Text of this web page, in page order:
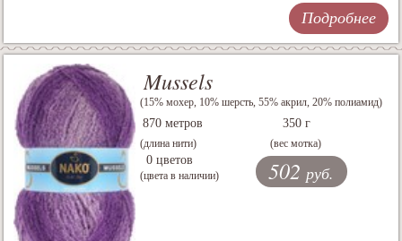
Подробнее
Mussels
(15% мохер, 10% шерсть, 55% акрил, 20% полиамид)
870 метров
(длина нити)
350 г
(вес мотка)
0 цветов
(цвета в наличии) 502руб.